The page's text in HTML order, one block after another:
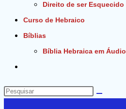
Direito de ser Esquecido
Curso de Hebraico
Bíblias
Bíblia Hebraica em Áudio
do
site
Pesquisar